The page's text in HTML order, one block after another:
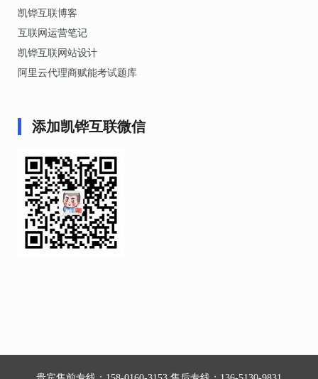
凯铧互联博客
互联网运营笔记
凯铧互联网站设计
阿里云代理商赋能考试题库
添加凯铧互联微信